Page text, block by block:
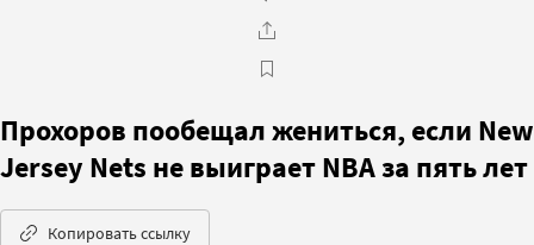
Прохоров пообещал жениться, если New
Jersey Nets не выиграет NBA за пять лет
Копировать ссылку